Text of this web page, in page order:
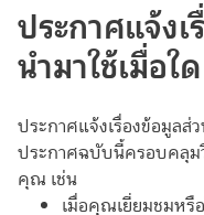
ประกาศแจ้ง
นำมาใช้เมื่อใด
ประกาศแจ้งเรื่องข้อมูลส่
ประกาศฉบับนี้ครอบคลุม
คุณ เช่น
เมื่อคุณเยี่ยมชมหรื